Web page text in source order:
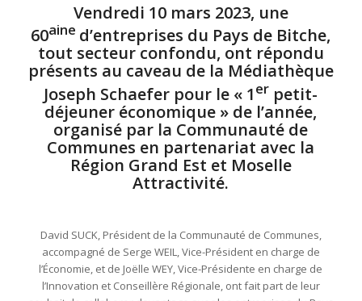
Vendredi 10 mars 2023, une
60aine d’entreprises du Pays de Bitche,
tout secteur confondu, ont répondu
présents au caveau de la Médiathèque
Joseph Schaefer pour le « 1er petit-
déjeuner économique » de l’année,
organisé par la Communauté de
Communes en partenariat avec la
Région Grand Est et Moselle
Attractivité.
David SUCK, Président de la Communauté de Communes,
accompagné de Serge WEIL, Vice-Président en charge de
l’Économie, et de Joëlle WEY, Vice-Présidente en charge de
l’Innovation et Conseillère Régionale, ont fait part de leur